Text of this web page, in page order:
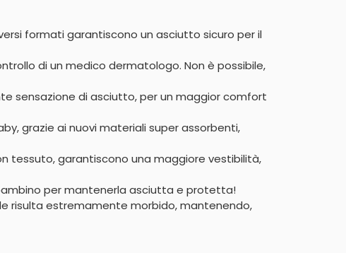
formati garantiscono un asciutto sicuro per il
di un medico dermatologo. Non è possibile,
sensazione di asciutto, per un maggior comfort
Baby, grazie ai nuovi materiali super assorbenti,
tessuto, garantiscono una maggiore vestibilità,
bambino per mantenerla asciutta e protetta!
risulta estremamente morbido, mantenendo,